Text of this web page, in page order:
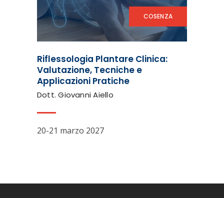
COSENZA
Riflessologia Plantare Clinica:
Valutazione, Tecniche e
Applicazioni Pratiche
Dott. Giovanni Aiello
20-21 marzo 2027